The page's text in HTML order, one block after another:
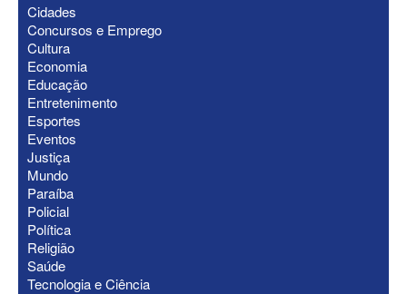
ELEIÇÕES 2026 - Após reunião na
Granja Santana, chapa governista vai
sem vice para convenção
Cidades
Concursos e Emprego
Cultura
Economia
Educação
Entretenimento
Esportes
Eventos
Justiça
Mundo
Paraíba
Policial
Política
Religião
Saúde
Tecnologia e Ciência